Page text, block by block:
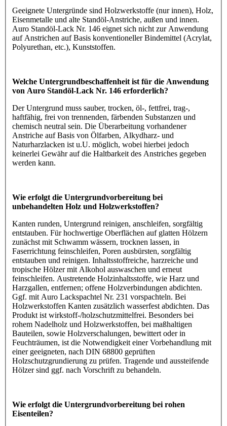
Geeignete Untergründe sind Holzwerkstoffe (nur innen), Holz,
Eisenmetalle und alte Standöl-Anstriche, außen und innen.
Auro Standöl-Lack Nr. 146 eignet sich nicht zur Anwendung
auf Anstrichen auf Basis konventioneller Bindemittel (Acrylat,
Polyurethan, etc.), Kunststoffen.
Welche Untergrundbeschaffenheit ist für die Anwendung
von Auro Standöl-Lack Nr. 146 erforderlich?
Der Untergrund muss sauber, trocken, öl-, fettfrei, trag-,
haftfähig, frei von trennenden, färbenden Substanzen und
chemisch neutral sein. Die Überarbeitung vorhandener
Anstriche auf Basis von Ölfarben, Alkydharz- und
Naturharzlacken ist u.U. möglich, wobei hierbei jedoch
keinerlei Gewähr auf die Haltbarkeit des Anstriches gegeben
werden kann.
Wie erfolgt die Untergrundvorbereitung bei
unbehandelten Holz und Holzwerkstoffen?
Kanten runden, Untergrund reinigen, anschleifen, sorgfältig
entstauben. Für hochwertige Oberflächen auf glatten Hölzern
zunächst mit Schwamm wässern, trocknen lassen, in
Faserrichtung feinschleifen, Poren ausbürsten, sorgfältig
entstauben und reinigen. Inhaltsstoffreiche, harzreiche und
tropische Hölzer mit Alkohol auswaschen und erneut
feinschleifen. Austretende Holzinhaltsstoffe, wie Harz und
Harzgallen, entfernen; offene Holzverbindungen abdichten.
Ggf. mit Auro Lackspachtel Nr. 231 vorspachteln. Bei
Holzwerkstoffen Kanten zusätzlich wasserfest abdichten. Das
Produkt ist wirkstoff-/holzschutzmittelfrei. Besonders bei
rohem Nadelholz und Holzwerkstoffen, bei maßhaltigen
Bauteilen, sowie Holzverschalungen, bewittert oder in
Feuchträumen, ist die Notwendigkeit einer Vorbehandlung mit
einer geeigneten, nach DIN 68800 geprüften
Holzschutzgrundierung zu prüfen. Tragende und aussteifende
Hölzer sind ggf. nach Vorschrift zu behandeln.
Wie erfolgt die Untergrundvorbereitung bei rohen
Eisenteilen?